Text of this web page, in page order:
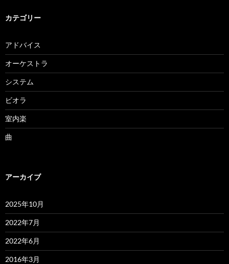
カテゴリー
アドバイス
オーケストラ
システム
ビオラ
室内楽
曲
アーカイブ
2025年10月
2022年7月
2022年6月
2016年3月